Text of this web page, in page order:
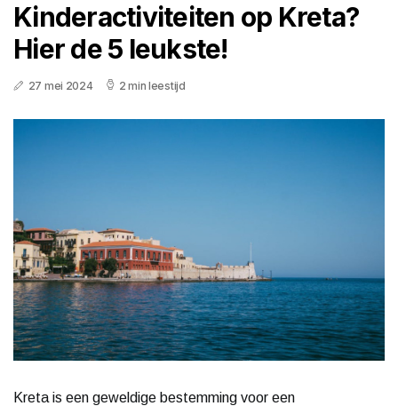
Kinderactiviteiten op Kreta?
Hier de 5 leukste!
27 mei 2024 2 min leestijd
Kreta is een geweldige bestemming voor een